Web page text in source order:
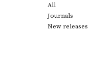
All
Journals
New releases